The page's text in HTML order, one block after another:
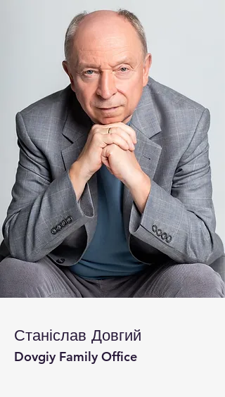
Станіслав Довгий
Dovgiy Family Office